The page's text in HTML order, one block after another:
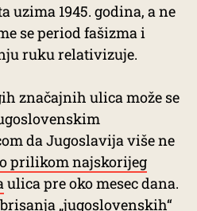
1945. godina, a ne
se period fašizma i
ruku relativizuje.
značajnih ulica može se
da Jugoslavija više ne
prilikom najskorijeg
ulica pre oko mesec dana.
„jugoslovenskih“